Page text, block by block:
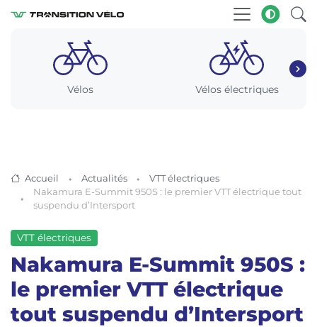
Vélos Vélos électriques
Accueil Actualités
VTT électriques
Nakamura E-Summit 950S : le premier VTT électrique tout
suspendu d’Intersport
VTT électriques
Nakamura E-Summit 950S :
le premier VTT électrique
tout suspendu d’Intersport